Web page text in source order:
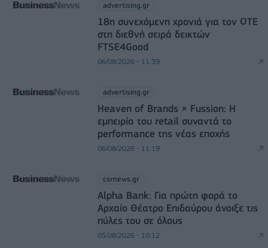
advertising.gr
18η συνεχόμενη χρονιά για τον ΟΤΕ
στη διεθνή σειρά δεικτών
FTSE4Good
06/08/2026 - 11:39
advertising.gr
Heaven of Brands × Fussion: Η
εμπειρία του retail συναντά το
performance της νέας εποχής
06/08/2026 - 11:19
csrnews.gr
Alpha Bank: Για πρώτη φορά το
Αρχαίο Θέατρο Επιδαύρου άνοιξε τις
πύλες του σε όλους
05/08/2026 - 10:12